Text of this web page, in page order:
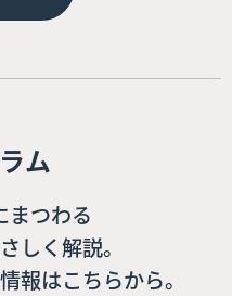
ム
まつわる
しく解説。
報はこちらから。